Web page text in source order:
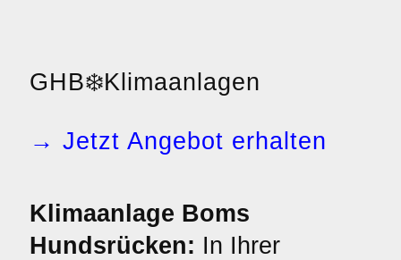
GHB❄️Klimaanlagen
→ Jetzt Angebot erhalten
Klimaanlage Boms
Hundsrücken: In Ihrer